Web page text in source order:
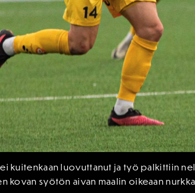
kuitenkaan luovuttanut ja työ palkittiin
kovan syötön aivan maalin oikeaan